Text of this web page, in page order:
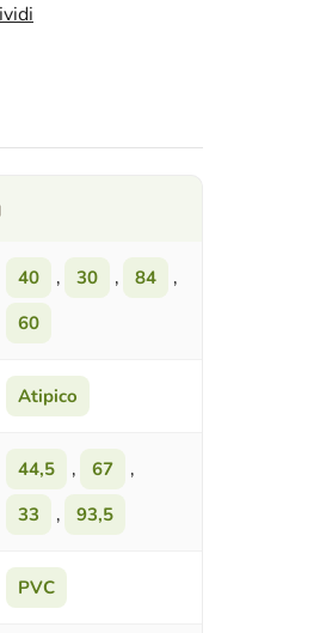
40 , 30 , 84
,
60
Atipico
44,5 , 67
,
33
, 93,5
PVC